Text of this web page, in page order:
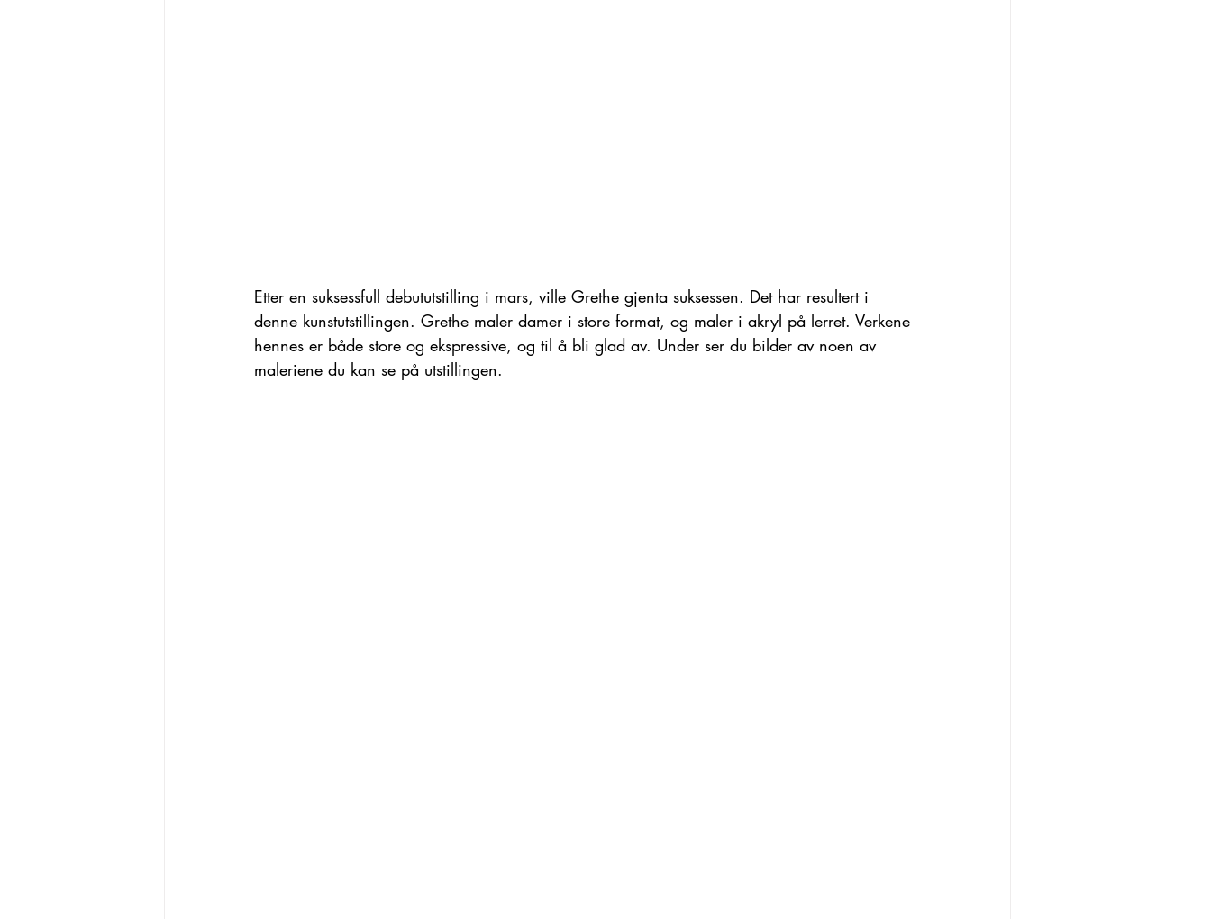
Etter en suksessfull debututstilling i mars, ville Grethe gjenta suksessen. Det har resultert i
denne kunstutstillingen. Grethe maler damer i store format, og maler i akryl på lerret. Verkene
hennes er både store og ekspressive, og til å bli glad av. Under ser du bilder av noen av
maleriene du kan se på utstillingen.